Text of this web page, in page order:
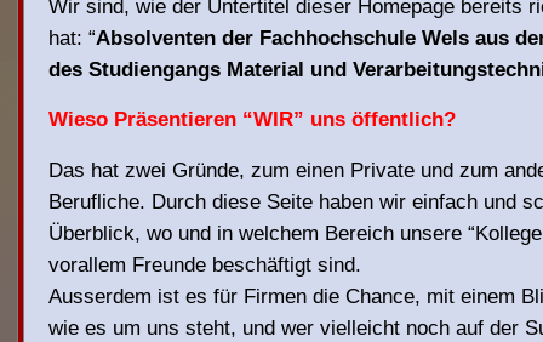
Wir sind, wie der Untertitel dieser Homepage bereits
hat: “Absolventen der Fachhochschule Wels aus
des Studiengangs Material und
Wieso Präsentieren “WIR” uns öffentlich?
Das hat zwei Gründe, zum einen Private und zum
Berufliche. Durch diese Seite haben wir einfach und
Überblick, wo und in welchem Bereich unsere
vorallem Freunde beschäftigt sind.
Ausserdem ist es für Firmen die Chance, mit einem
wie es um uns steht, und wer vielleicht noch auf der